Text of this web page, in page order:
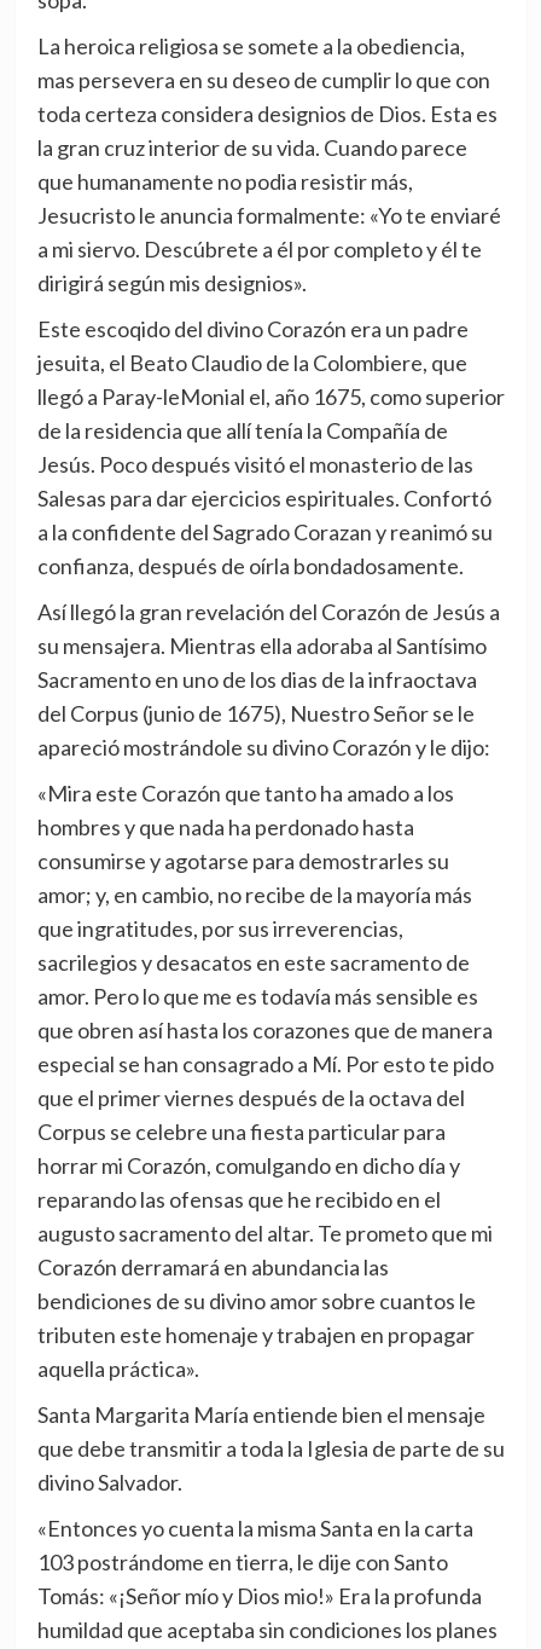
La heroica religiosa se somete a la obediencia,
mas persevera en su deseo de cumplir lo que con
toda certeza considera designios de Dios. Esta es
la gran cruz interior de su vida. Cuando parece
que humanamente no podia resistir más,
Jesucristo le anuncia formalmente: «Yo te enviaré
a mi siervo. Descúbrete a él por completo y él te
dirigirá según mis designios».
Este escoqido del divino Corazón era un padre
jesuita, el Beato Claudio de la Colombiere, que
llegó a Paray-leMonial el, año 1675, como superior
de la residencia que allí tenía la Compañía de
Jesús. Poco después visitó el monasterio de las
Salesas para dar ejercicios espirituales. Confortó
a la confidente del Sagrado Corazan y reanimó su
confianza, después de oírla bondadosamente.
Así llegó la gran revelación del Corazón de Jesús a
su mensajera. Mientras ella adoraba al Santísimo
Sacramento en uno de los dias de la infraoctava
del Corpus (junio de 1675), Nuestro Señor se le
apareció mostrándole su divino Corazón y le dijo:
«Mira este Corazón que tanto ha amado a los
hombres y que nada ha perdonado hasta
consumirse y agotarse para demostrarles su
amor; y, en cambio, no recibe de la mayoría más
que ingratitudes, por sus irreverencias,
sacrilegios y desacatos en este sacramento de
amor. Pero lo que me es todavía más sensible es
que obren así hasta los corazones que de manera
especial se han consagrado a Mí. Por esto te pido
que el primer viernes después de la octava del
Corpus se celebre una fiesta particular para
horrar mi Corazón, comulgando en dicho día y
reparando las ofensas que he recibido en el
augusto sacramento del altar. Te prometo que mi
Corazón derramará en abundancia las
bendiciones de su divino amor sobre cuantos le
tributen este homenaje y trabajen en propagar
aquella práctica».
Santa Margarita María entiende bien el mensaje
que debe transmitir a toda la Iglesia de parte de su
divino Salvador.
«Entonces yo ­cuenta la misma Santa en la carta
103­ postrándome en tierra, le dije con Santo
Tomás: «¡Señor mío y Dios mio!» Era la profunda
humildad que aceptaba sin condiciones los planes